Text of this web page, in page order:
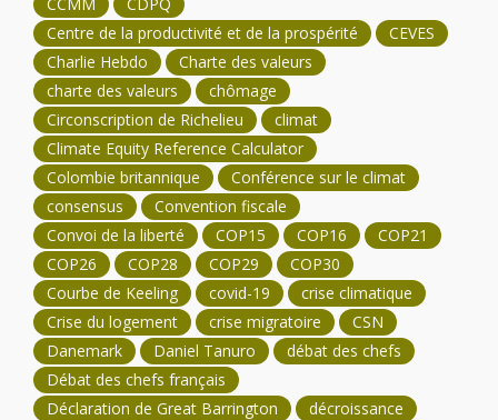
Centre de la productivité et de la prospérité
CEVES
Charlie Hebdo
Charte des valeurs
charte des valeurs
chômage
Circonscription de Richelieu
climat
Climate Equity Reference Calculator
Colombie britannique
Conférence sur le climat
consensus
Convention fiscale
Convoi de la liberté
COP15 COP16
COP21
COP26
COP28 COP29
COP30
Courbe de Keeling
covid-19
crise climatique
Crise du logement
crise migratoire
CSN
Danemark
Daniel Tanuro
débat des chefs
Débat des chefs français
Déclaration de Great Barrington
décroissance